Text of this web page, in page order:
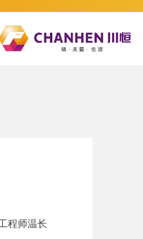
程师温长